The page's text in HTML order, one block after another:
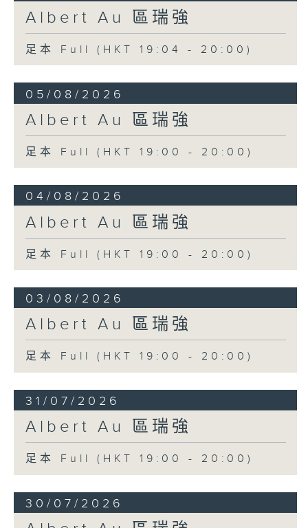
Albert Au 區瑞強
足本 Full (HKT 19:04 - 20:00)
05/08/2026
Albert Au 區瑞強
足本 Full (HKT 19:00 - 20:00)
04/08/2026
Albert Au 區瑞強
足本 Full (HKT 19:00 - 20:00)
03/08/2026
Albert Au 區瑞強
足本 Full (HKT 19:00 - 20:00)
31/07/2026
Albert Au 區瑞強
足本 Full (HKT 19:00 - 20:00)
30/07/2026